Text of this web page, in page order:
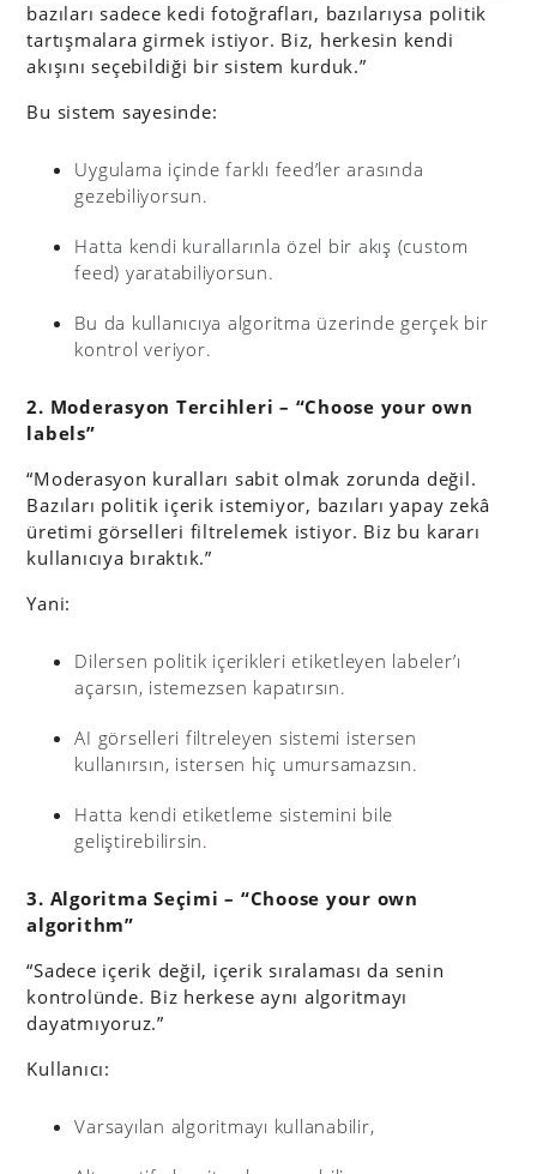
bazıları sadece kedi fotoğrafları, bazılarıysa politik
tartışmalara girmek istiyor. Biz, herkesin kendi
akışını seçebildiği bir sistem kurduk.”
Bu sistem sayesinde:
Uygulama içinde farklı feed’ler arasında
gezebiliyorsun.
Hatta kendi kurallarınla özel bir akış (custom
feed) yaratabiliyorsun.
Bu da kullanıcıya algoritma üzerinde gerçek bir
kontrol veriyor.
2. Moderasyon Tercihleri – “Choose your own
labels”
“Moderasyon kuralları sabit olmak zorunda değil.
Bazıları politik içerik istemiyor, bazıları yapay zekâ
üretimi görselleri filtrelemek istiyor. Biz bu kararı
kullanıcıya bıraktık.”
Yani:
Dilersen politik içerikleri etiketleyen labeler’ı
açarsın, istemezsen kapatırsın.
AI görselleri filtreleyen sistemi istersen
kullanırsın, istersen hiç umursamazsın.
Hatta kendi etiketleme sistemini bile
geliştirebilirsin.
3. Algoritma Seçimi – “Choose your own
algorithm”
“Sadece içerik değil, içerik sıralaması da senin
kontrolünde. Biz herkese aynı algoritmayı
dayatmıyoruz.”
Kullanıcı:
Varsayılan algoritmayı kullanabilir,